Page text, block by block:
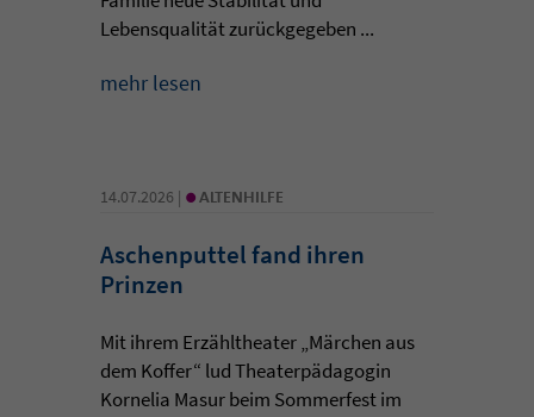
Lebensqualität zurückgegeben ...
mehr lesen
14.07.2026 | • ALTENHILFE
Aschenputtel fand ihren
Prinzen
Mit ihrem Erzähltheater „Märchen aus
dem Koffer“ lud Theaterpädagogin
Kornelia Masur beim Sommerfest im